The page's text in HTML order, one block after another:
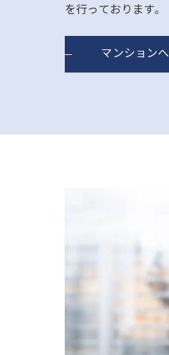
を行っております。
マンションへ